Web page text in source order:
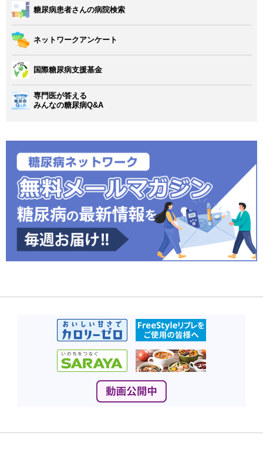
糖尿病患者さんの病院検索
ネットワークアンケート
国際糖尿病支援基金
専門医が答える
みんなの糖尿病Q&A